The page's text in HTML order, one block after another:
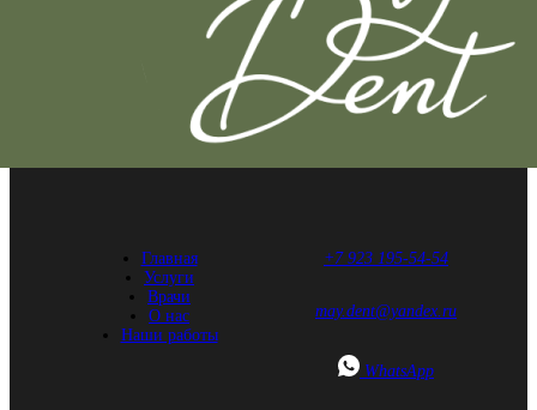
Главная
Услуги
Врачи
О нас
Наши работы
+7 923 195-54-54
may.dent@yandex.ru
WhatsApp